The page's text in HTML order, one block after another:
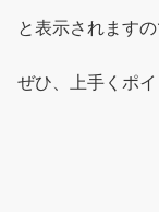
と表示されますの
ぜひ、上手くポ